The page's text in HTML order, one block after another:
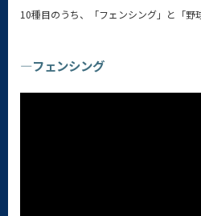
10種目のうち、「フェンシング」と「野
—フェンシング